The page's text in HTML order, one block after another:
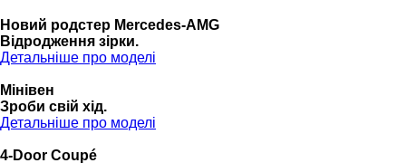
Новий родстер Mercedes-AMG
Відродження зірки.
Детальніше про моделі
Мінівен
Зроби свій хід.
Детальніше про моделі
4-Door Coupé